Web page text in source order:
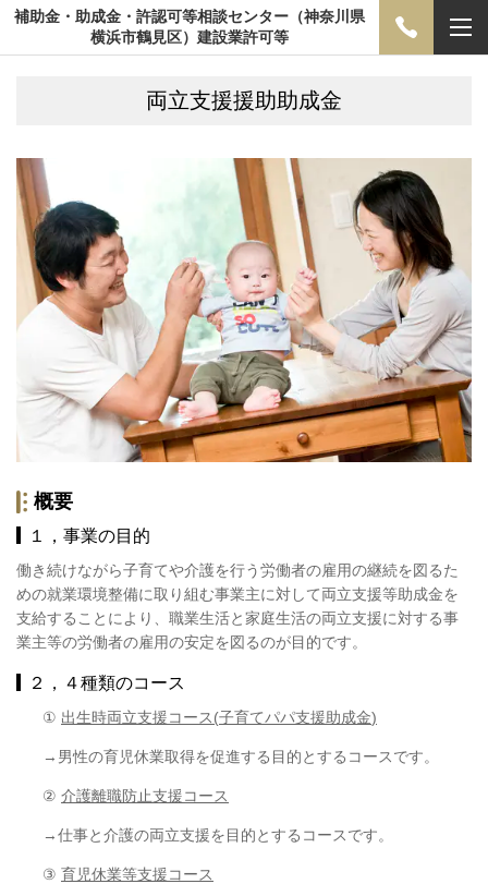
補助金・助成金・許認可等相談センター（神奈川県
横浜市鶴見区）建設業許可等
両立支援援助助成金
概要
１，事業の目的
働き続けながら子育てや介護を行う労働者の雇用の継続を図るた
めの就業環境整備に取り組む事業主に対して両立支援等助成金を
支給することにより、職業生活と家庭生活の両立支援に対する事
業主等の労働者の雇用の安定を図るのが目的です。
２，４種類のコース
① 出生時両立支援コース(子育てパパ支援助成金)
→男性の育児休業取得を促進する目的とするコースです。
② 介護離職防止支援コース
→仕事と介護の両立支援を目的とするコースです。
③ 育児休業等支援コース